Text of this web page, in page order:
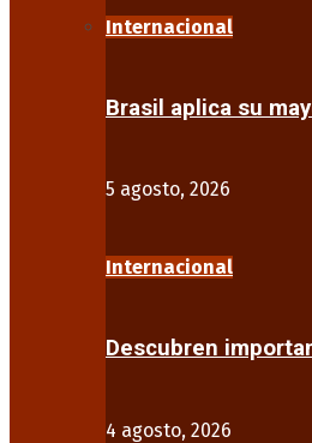
Internacional
Brasil aplica su
5 agosto, 2026
Internacional
Descubren
4 agosto, 2026